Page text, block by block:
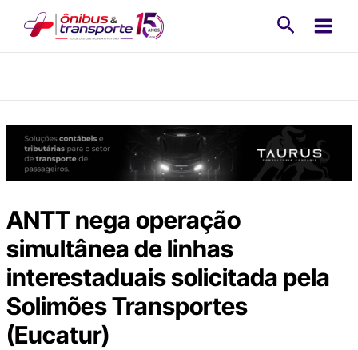
ANTT nega operação
simultânea de linhas
interestaduais solicitada pela
Solimões Transportes
(Eucatur)